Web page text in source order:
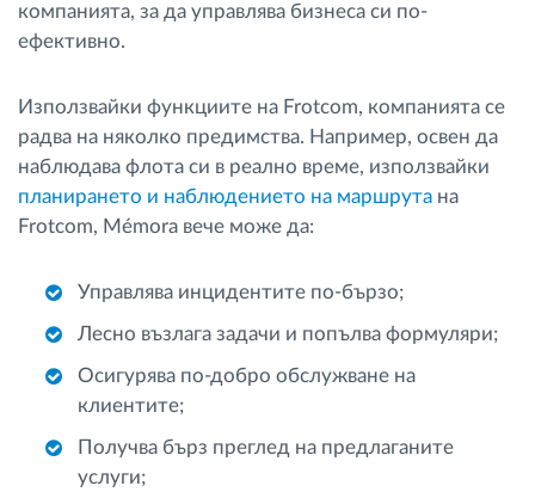
компанията, за да управлява бизнеса си по-
ефективно.
Използвайки функциите на Frotcom, компанията се
радва на няколко предимства. Например, освен да
наблюдава флота си в реално време, използвайки
планирането и наблюдението на маршрута на
Frotcom, Mémora вече може да:
Управлява инцидентите по-бързо;
Лесно възлага задачи и попълва формуляри;
Осигурява по-добро обслужване на
клиентите;
Получва бърз преглед на предлаганите
услуги;